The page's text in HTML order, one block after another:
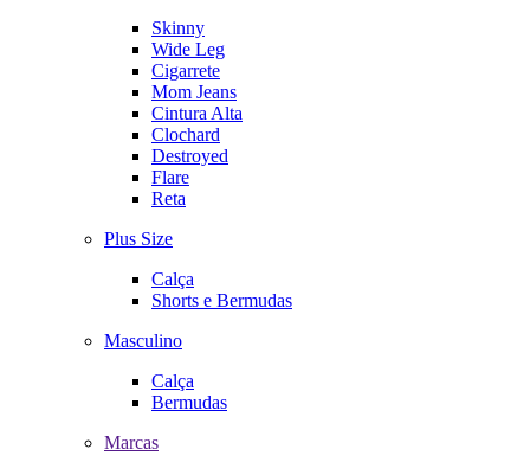
Skinny
Wide Leg
Cigarrete
Mom Jeans
Cintura Alta
Clochard
Destroyed
Flare
Reta
Plus Size
Calça
Shorts e Bermudas
Masculino
Calça
Bermudas
Marcas